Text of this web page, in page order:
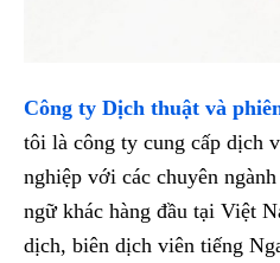
Công ty Dịch thuật và
tôi là công ty cung cấp dịch
nghiệp với các chuyên
ngữ khác hàng đầu tại Việt
dịch, biên dịch viên tiếng